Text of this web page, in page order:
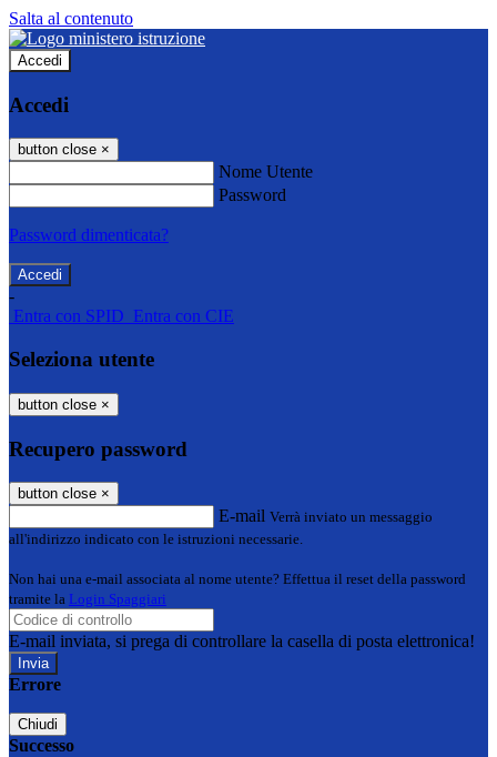
Salta al contenuto
Accedi
Accedi
button close ×
Nome Utente
Password
Password dimenticata?
-
Entra con SPID Entra con CIE
Seleziona utente
button close ×
Recupero password
button close ×
E-mail Verrà inviato un messaggio
all'indirizzo indicato con le istruzioni necessarie.
Non hai una e-mail associata al nome utente? Effettua il reset della password
tramite la Login Spaggiari
E-mail inviata, si prega di controllare la casella di posta elettronica!
Errore
Chiudi
Successo